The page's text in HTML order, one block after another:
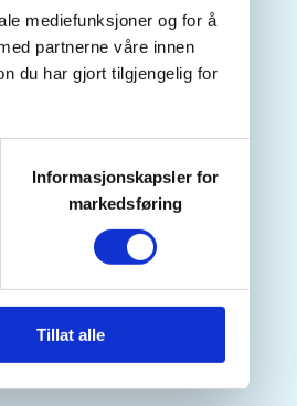
mediefunksjoner og for å
partnerne våre innen
du har gjort tilgjengelig for
Informasjonskapsler for
markedsføring
Tillat alle